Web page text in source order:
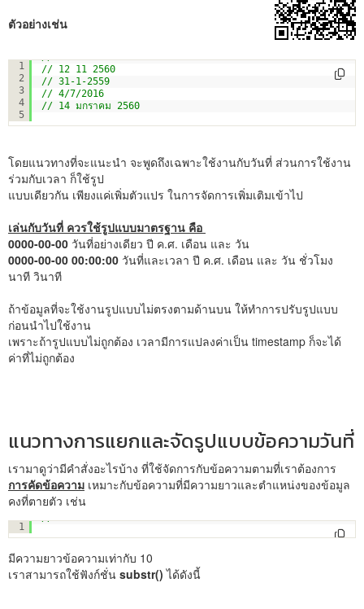
ตัวอย่างเช่น
1
2
3
4
5
// 12 11 2560
// 31-1-2559
// 4/7/2016
// 14 มกราคม 2560
โดยแนวทางที่จะแนะนำ จะพูดถึงเฉพาะใช้งานกับวันที่ ส่วนการใช้งาน
ร่วมกับเวลา ก็ใช้รูป
แบบเดียวกัน เพียงแค่เพิ่มตัวแปร ในการจัดการเพิ่มเติมเข้าไป
เล่นกับวันที่ ควรใช้รูปแบบมาตรฐาน คือ
0000-00-00 วันที่อย่างเดียว ปี ค.ศ. เดือน และ วัน
0000-00-00 00:00:00 วันที่และเวลา ปี ค.ศ. เดือน และ วัน ชั่วโมง
นาที วินาที
ถ้าข้อมูลที่จะใช้งานรูปแบบไม่ตรงตามด้านบน ให้ทำการปรับรูปแบบ
ก่อนนำไปใช้งาน
เพราะถ้ารูปแบบไม่ถูกต้อง เวลามีการแปลงค่าเป็น timestamp ก็จะได้
ค่าที่ไม่ถูกต้อง
แนวทางการแยกและจัดรูปแบบข้อความวันที่
เรามาดูว่ามีคำสั่งอะไรบ้าง ที่ใช้จัดการกับข้อความตามที่เราต้องการ
การคัดข้อความ เหมาะกับข้อความที่มีความยาวและตำแหน่งของข้อมูล
คงที่ตายตัว เช่น
1
มีความยาวข้อความเท่ากับ 10
เราสามารถใช้ฟังก์ชั่น substr() ได้ดังนี้